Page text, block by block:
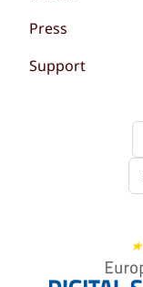
Press
Support